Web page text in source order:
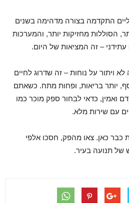
התקדמה בצורה מדהימה בשנים
הסוללות מחזיקות יותר, והמערכות
– זה המציאות של היום.
ויתור על נוחות – זה שדרוג לחיים
יותר בריאות, ופחות מתח. כשאתם
ואמין, כדאי לבחור ספק מוכר כמו
עם שירות מלא.
כבר כאן. צאו מהפק, חסכו אלפי
של תנועה בעיר.